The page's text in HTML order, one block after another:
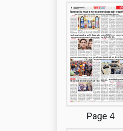
Page 4